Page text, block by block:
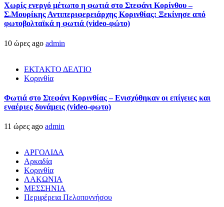
Χωρίς ενεργό μέτωπο η φωτιά στο Στεφάνι Κορίνθου –
Σ.Μουρίκης Αντιπεριφερειάρχης Κορινθίας: Ξεκίνησε από
φωτοβολταϊκά η φωτιά (video-φώτο)
10 ώρες ago admin
ΕΚΤΑΚΤΟ ΔΕΛΤΙΟ
Κορινθία
Φωτιά στο Στεφάνι Κορινθίας – Ενισχύθηκαν οι επίγειες και
εναέριες δυνάμεις (video-φωτο)
11 ώρες ago admin
ΑΡΓΟΛΙΔΑ
Αρκαδία
Κορινθία
ΛΑΚΩΝΙΑ
ΜΕΣΣΗΝΙΑ
Περιφέρεια Πελοποννήσου